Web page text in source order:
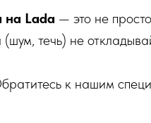
на Lada — это не
течь) не
к нашим